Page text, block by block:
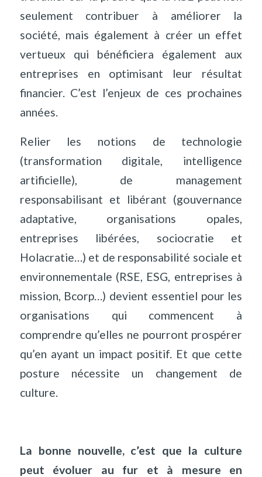
seulement contribuer à améliorer la
société, mais également à créer un effet
vertueux qui bénéficiera également aux
entreprises en optimisant leur résultat
financier. C’est l’enjeux de ces prochaines
années.
Relier les notions de technologie
(transformation digitale, intelligence
artificielle), de management
responsabilisant et libérant (gouvernance
adaptative, organisations opales,
entreprises libérées, sociocratie et
Holacratie…) et de responsabilité sociale et
environnementale (RSE, ESG, entreprises à
mission, Bcorp…) devient essentiel pour les
organisations qui commencent à
comprendre qu’elles ne pourront prospérer
qu’en ayant un impact positif. Et que cette
posture nécessite un changement de
culture.
La bonne nouvelle, c’est que la culture
peut évoluer au fur et à mesure en